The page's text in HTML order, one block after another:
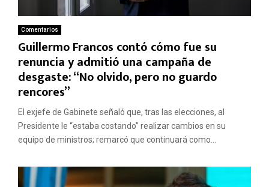
Comentarios
Guillermo Francos contó cómo fue su
renuncia y admitió una campaña de
desgaste: “No olvido, pero no guardo
rencores”
El exjefe de Gabinete señaló que, tras las elecciones, al
Presidente le “estaba costando” realizar cambios en su
equipo de ministros; remarcó que continuará como...